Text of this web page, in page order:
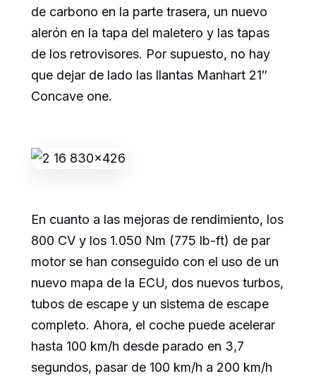
de carbono en la parte trasera, un nuevo
alerón en la tapa del maletero y las tapas
de los retrovisores. Por supuesto, no hay
que dejar de lado las llantas Manhart 21″
Concave one.
En cuanto a las mejoras de rendimiento, los
800 CV y los 1.050 Nm (775 lb-ft) de par
motor se han conseguido con el uso de un
nuevo mapa de la ECU, dos nuevos turbos,
tubos de escape y un sistema de escape
completo. Ahora, el coche puede acelerar
hasta 100 km/h desde parado en 3,7
segundos, pasar de 100 km/h a 200 km/h